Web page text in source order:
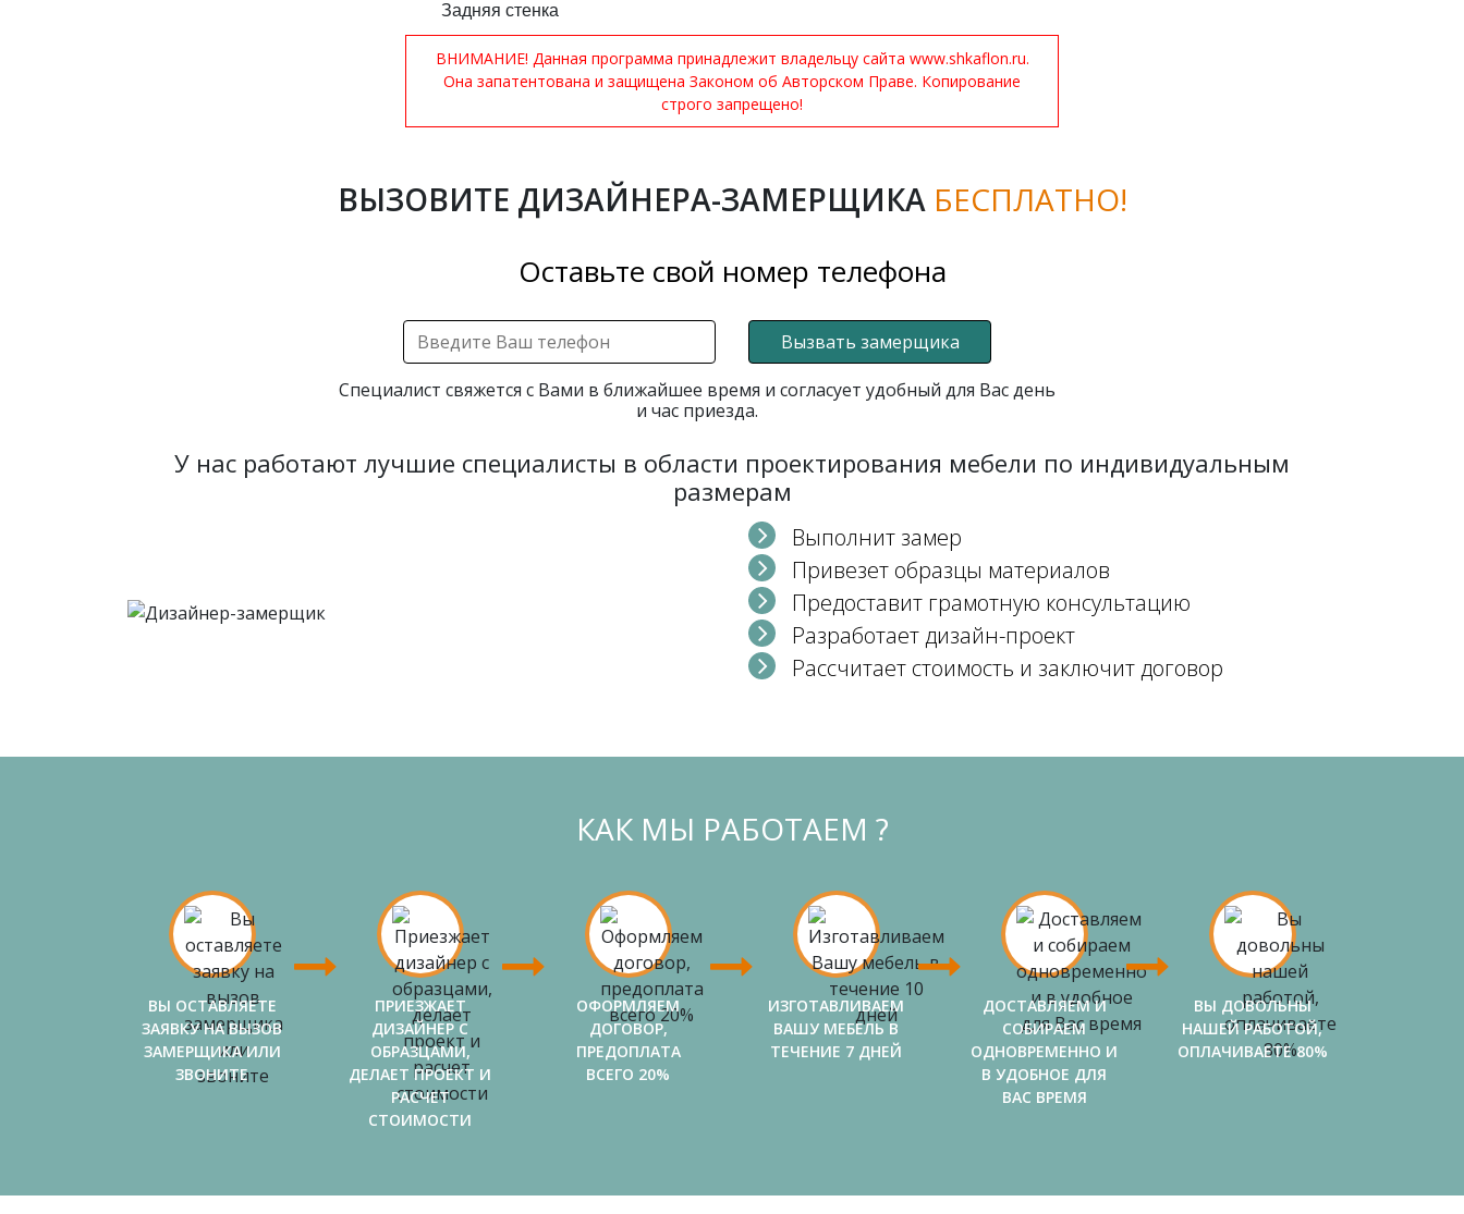
Задняя стенка
ВНИМАНИЕ! Данная программа принадлежит владельцу сайта www.shkaflon.ru.
Она запатентована и защищена Законом об Авторском Праве. Копирование
строго запрещено!
ВЫЗОВИТЕ ДИЗАЙНЕРА-ЗАМЕРЩИКА БЕСПЛАТНО!
Оставьте свой номер телефона
Вызвать замерщика
Специалист свяжется с Вами в ближайшее время и согласует удобный для Вас день
и час приезда.
У нас работают лучшие специалисты в области проектирования мебели по индивидуальным
размерам
Выполнит замер
Привезет образцы материалов
Предоставит грамотную консультацию
Разработает дизайн-проект
Рассчитает стоимость и заключит договор
КАК МЫ РАБОТАЕМ ?
ВЫ ОСТАВЛЯЕТЕ
ЗАЯВКУ НА ВЫЗОВ
ЗАМЕРЩИКА ИЛИ
ЗВОНИТЕ
ПРИЕЗЖАЕТ
ДИЗАЙНЕР С
ОБРАЗЦАМИ,
ДЕЛАЕТ ПРОЕКТ И
РАСЧЕТ
СТОИМОСТИ
ОФОРМЛЯЕМ
ДОГОВОР,
ПРЕДОПЛАТА
ВСЕГО 20%
ИЗГОТАВЛИВАЕМ
ВАШУ МЕБЕЛЬ В
ТЕЧЕНИЕ 7 ДНЕЙ
ДОСТАВЛЯЕМ И
СОБИРАЕМ
ОДНОВРЕМЕННО И
В УДОБНОЕ ДЛЯ
ВАС ВРЕМЯ
ВЫ ДОВОЛЬНЫ
НАШЕЙ РАБОТОЙ,
ОПЛАЧИВАЕТЕ 80%